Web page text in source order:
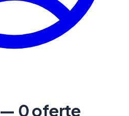
— 0 oferte